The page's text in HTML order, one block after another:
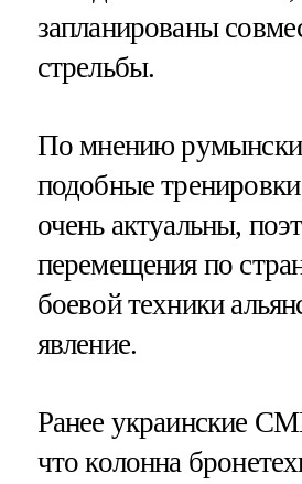
запланированы
стрельбы.
По мнению
подобные
очень актуальны,
перемещения по
боевой техники
явление.
Ранее украинские
что колонна